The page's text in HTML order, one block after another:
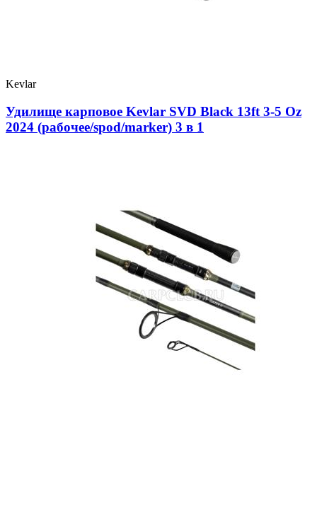
Kevlar
Удилище карповое Kevlar SVD Black 13ft 3-5 Oz
2024 (рабочее/spod/marker) 3 в 1